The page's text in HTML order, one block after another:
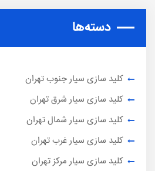
دسته‌ها
کلید سازی سیار جنوب تهران
کلید سازی سیار شرق تهران
کلید سازی سیار شمال تهران
کلید سازی سیار غرب تهران
کلید سازی سیار مرکز تهران